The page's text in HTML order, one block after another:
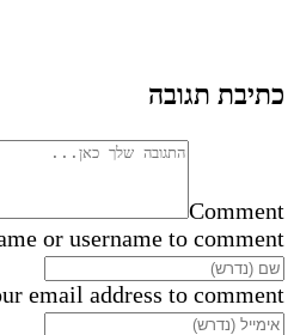
כתיבת תגובה
Comment
or username to comment
email address to comment